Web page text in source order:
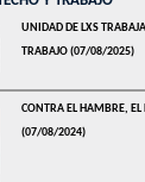
UNIDAD DE LXS
TRABAJO(07/08/2025)
CONTRA EL HAMBRE, EL
(07/08/2024)